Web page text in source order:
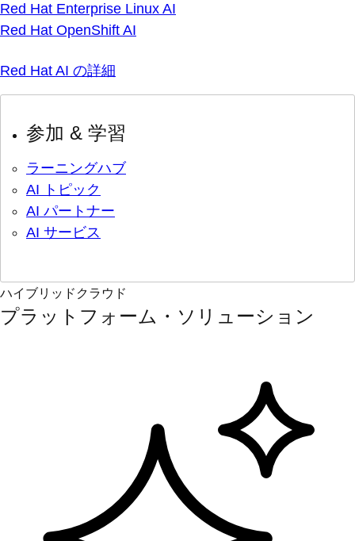
Red Hat Enterprise Linux AI
Red Hat OpenShift AI
Red Hat AI の詳細
参加 & 学習
ラーニングハブ
AI トピック
AI パートナー
AI サービス
ハイブリッドクラウド
プラットフォーム・ソリューション